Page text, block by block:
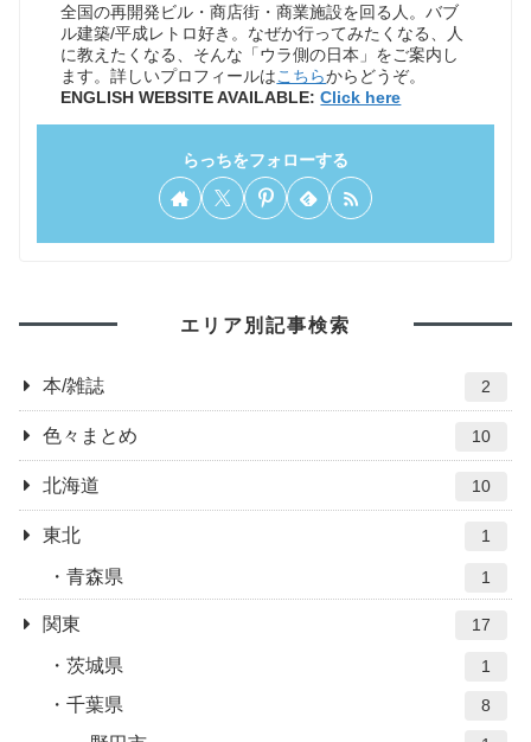
全国の再開発ビル・商店街・商業施設を回る人。バブ
ル建築/平成レトロ好き。なぜか行ってみたくなる、人
に教えたくなる、そんな「ウラ側の日本」をご案内し
ます。詳しいプロフィールはこちらからどうぞ。
ENGLISH WEBSITE AVAILABLE:Click here
らっちをフォローする
エリア別記事検索
本/雑誌 2
色々まとめ 10
北海道 10
東北 1
青森県 1
関東 17
茨城県 1
千葉県 8